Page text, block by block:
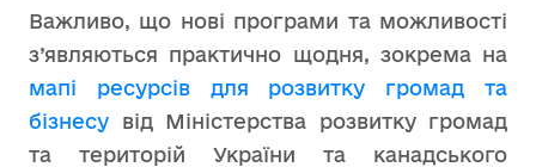
Важливо, що нові програми та можливості
з’являються практично щодня, зокрема на
мапі ресурсів для розвитку громад та
бізнесу від Міністерства розвитку громад
та територій України та канадського